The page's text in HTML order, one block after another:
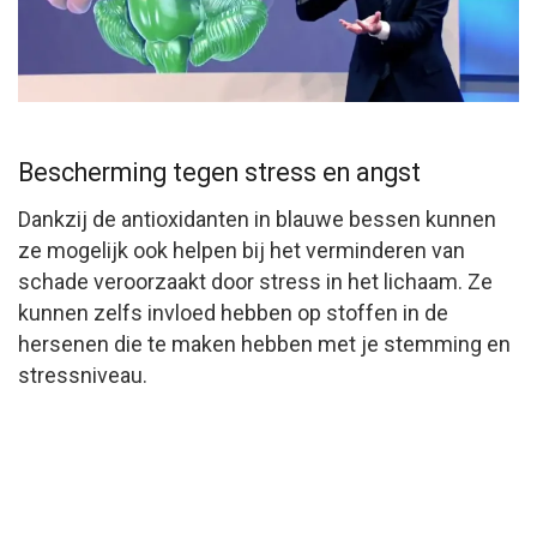
Bescherming tegen stress en angst
Dankzij de antioxidanten in blauwe bessen kunnen
ze mogelijk ook helpen bij het verminderen van
schade veroorzaakt door stress in het lichaam. Ze
kunnen zelfs invloed hebben op stoffen in de
hersenen die te maken hebben met je stemming en
stressniveau.